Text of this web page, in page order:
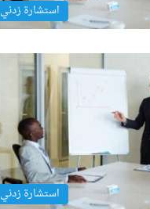
استشارة زدني
استشارة زدني